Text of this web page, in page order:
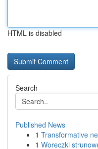
HTML is disabled
Search
Published News
1 Transformative
1 Woreczki